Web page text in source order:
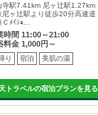
寺駅7.41km 尼ヶ辻駅1.27km
尼ヶ辻駅より徒歩20分高速
Ｃﾒｲｼｮ…
時間 11:00～21:00
料金 1,000円～
り 宿泊 美肌の湯
トラベルの宿泊プランを見る